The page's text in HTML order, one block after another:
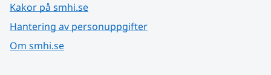
Kakor på smhi.se
Hantering av personuppgifter
Om smhi.se